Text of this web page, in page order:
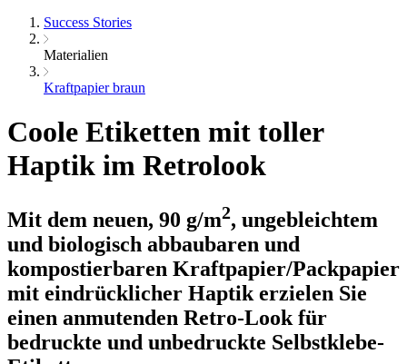
Success Stories
Materialien
Kraftpapier braun
Coole Etiketten mit toller
Haptik im Retrolook
Mit dem neuen, 90 g/m2, ungebleichtem
und biologisch abbaubaren und
kompostierbaren Kraftpapier/Packpapier
mit eindrücklicher Haptik erzielen Sie
einen anmutenden Retro-Look für
bedruckte und unbedruckte Selbstklebe-